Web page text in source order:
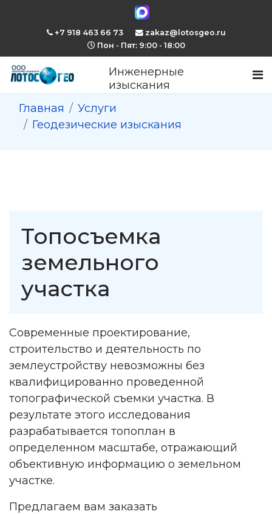
+7 918 463 66 73
zakaz@lotosgeo.ru
Пон - Пят: 9:00 - 18:00
Инженерные
изыскания
Главная
Услуги
Геодезические изыскания
Топосъемка
земельного
участка
Современные проектирование,
строительство и деятельность по
землеустройству невозможны без
квалифицированно проведенной
топографической съемки участка. В
результате этого исследования
разрабатывается топоплан в
определенном масштабе, отражающий
объективную информацию о земельном
участке.
Предлагаем вам заказать